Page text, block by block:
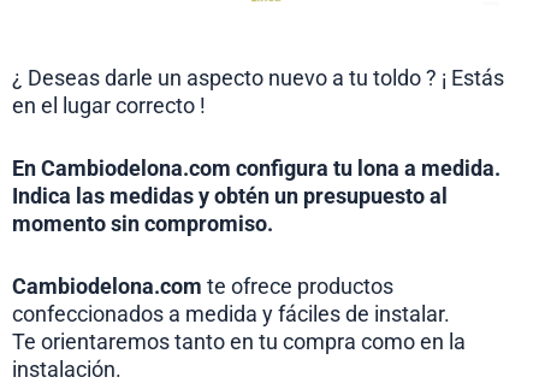
¿ Deseas darle un aspecto nuevo a tu toldo ? ¡ Estás
en el lugar correcto !
En Cambiodelona.com configura tu lona a medida.
Indica las medidas yobtén un presupuesto al
momento sin compromiso.
Cambiodelona.com te ofrece productos
confeccionados a medida y fáciles de instalar.
Te orientaremos tanto en tu compra como en la
instalación.